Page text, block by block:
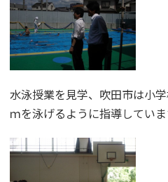
水泳授業を見学、吹田市は小
ｍを泳げるように指導してい